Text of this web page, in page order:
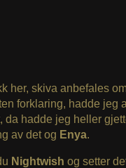
her, skiva anbefales
forklaring, hadde jeg
da hadde jeg heller
av det og Enya.
Nightwish og setter